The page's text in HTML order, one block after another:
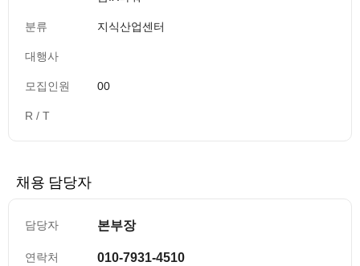
분류 지식산업센터
대행사
모집인원 00
R / T
채용 담당자
담당자 본부장
연락처 010-7931-4510